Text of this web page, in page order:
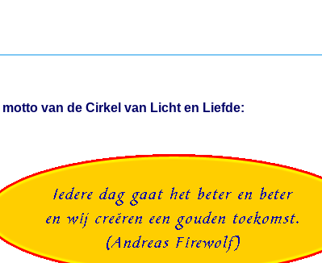
motto van de Cirkel van Licht en Liefde: